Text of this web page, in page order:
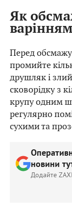
Як
варінням
Перед
промийте
друшляк і
сковорідку з
крупу одним
регулярно
сухими та
новини
Додайте